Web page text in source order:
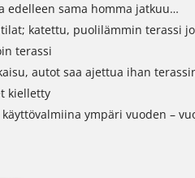
edelleen sama homma jatkuu…
katettu, puolilämmin terassi
terassi
autot saa ajettua ihan
kielletty
ympäri vuoden –